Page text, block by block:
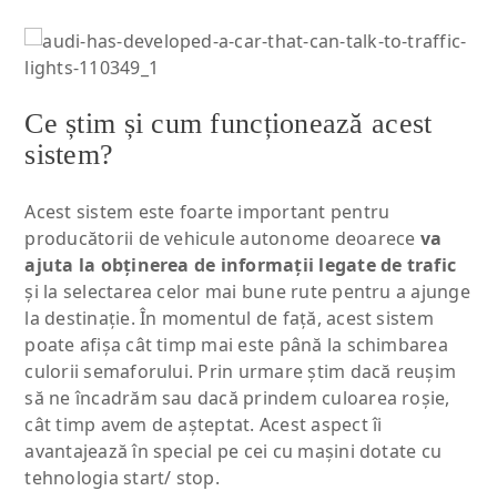
Ce știm și cum funcționează acest
sistem?
Acest sistem este foarte important pentru
producătorii de vehicule autonome deoarece va
ajuta la obţinerea de informaţii legate de trafic
şi la selectarea celor mai bune rute pentru a ajunge
la destinaţie. În momentul de faţă, acest sistem
poate afişa cât timp mai este până la schimbarea
culorii semaforului. Prin urmare ştim dacă reuşim
să ne încadrăm sau dacă prindem culoarea roşie,
cât timp avem de aşteptat. Acest aspect îi
avantajează în special pe cei cu maşini dotate cu
tehnologia start/ stop.